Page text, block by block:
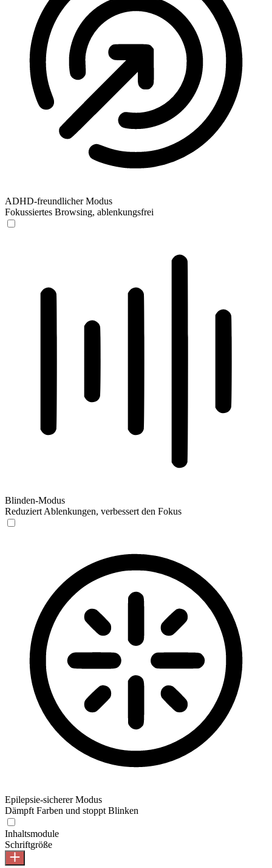
ADHD-freundlicher Modus
Fokussiertes Browsing, ablenkungsfrei
Blinden-Modus
Reduziert Ablenkungen, verbessert den Fokus
Epilepsie-sicherer Modus
Dämpft Farben und stoppt Blinken
Inhaltsmodule
Schriftgröße